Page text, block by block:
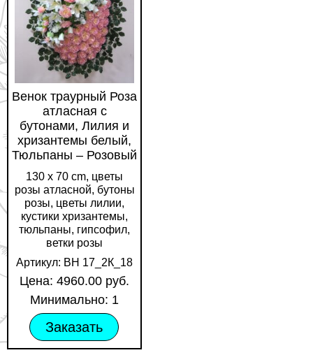
Венок траурный Роза
атласная с
бутонами, Лилия и
хризантемы белый,
Тюльпаны – Розовый
130 х 70 cm, цветы
розы атласной, бутоны
розы, цветы лилии,
кустики хризантемы,
тюльпаны, гипсофил,
ветки розы
Артикул: ВН 17_2К_18
Цена: 4960.00 руб.
Минимально: 1
Заказать